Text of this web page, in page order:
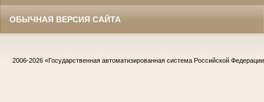
ОБЫЧНАЯ ВЕРСИЯ САЙТА
2006-2026 «Государственная автоматизированная система Российской